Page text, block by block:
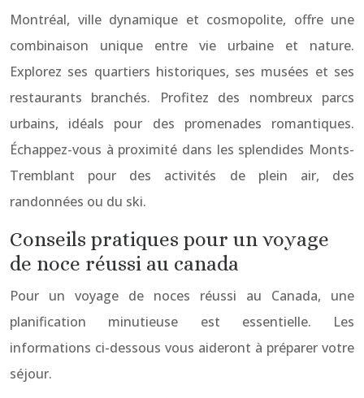
Montréal, ville dynamique et cosmopolite, offre une
combinaison unique entre vie urbaine et nature.
Explorez ses quartiers historiques, ses musées et ses
restaurants branchés. Profitez des nombreux parcs
urbains, idéals pour des promenades romantiques.
Échappez-vous à proximité dans les splendides Monts-
Tremblant pour des activités de plein air, des
randonnées ou du ski.
Conseils pratiques pour un voyage
de noce réussi au canada
Pour un voyage de noces réussi au Canada, une
planification minutieuse est essentielle. Les
informations ci-dessous vous aideront à préparer votre
séjour.